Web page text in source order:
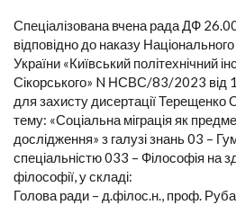
Спеціалізована вчена рада ДФ
відповідно до наказу
України «Київський політехнічний
Сікорського» N НСВС/83/2023 від
для захисту дисертації Терещенко
тему: «Соціальна міграція як
дослідження» з галузі знань 03 –
спеціальністю 033 – Філософія на
філософії, у складі:
Голова ради – д.філос.н., проф.